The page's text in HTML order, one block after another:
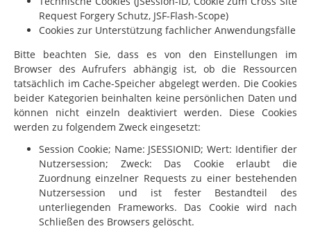
Request Forgery Schutz, JSF-Flash-Scope)
Cookies zur Unterstützung fachlicher Anwendungsfälle
Bitte beachten Sie, dass es von den Einstellungen im
Browser des Aufrufers abhängig ist, ob die Ressourcen
tatsächlich im Cache-Speicher abgelegt werden. Die Cookies
beider Kategorien beinhalten keine persönlichen Daten und
können nicht einzeln deaktiviert werden. Diese Cookies
werden zu folgendem Zweck eingesetzt:
Session Cookie; Name: JSESSIONID; Wert: Identifier der
Nutzersession; Zweck: Das Cookie erlaubt die
Zuordnung einzelner Requests zu einer bestehenden
Nutzersession und ist fester Bestandteil des
unterliegenden Frameworks. Das Cookie wird nach
Schließen des Browsers gelöscht.